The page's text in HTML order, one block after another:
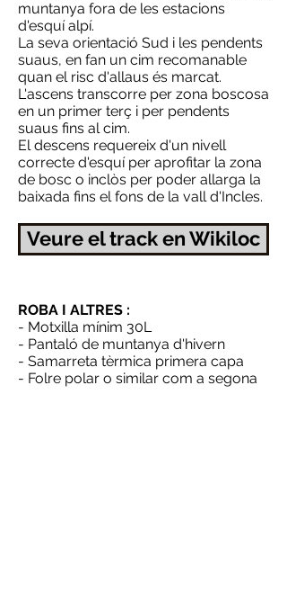
muntanya fora de les estacions
d'esquí alpí.
La seva orientació Sud i les pendents
suaus, en fan un cim recomanable
quan el risc d'allaus és marcat.
L'ascens transcorre per zona boscosa
en un primer terç i per pendents
suaus fins al cim.
El descens requereix d'un nivell
correcte d'esquí per aprofitar la zona
de bosc o inclòs per poder allarga la
baixada fins el fons de la vall d'Incles.
Veure el track en Wikiloc
ROBA I ALTRES :
- Motxilla mínim 30L
- Pantaló de muntanya d'hivern
- Samarreta tèrmica primera capa
- Folre polar o similar com a segona